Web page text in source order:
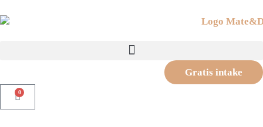
Gratis intake
0